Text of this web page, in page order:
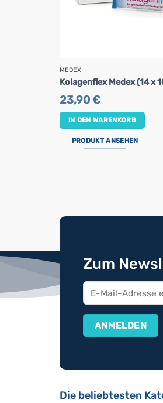
MEDEX
Kolagenflex Medex (14 x
23,90€
IN DEN WARENKORB
PRODUKT ANSEHEN
Zum
Die beliebtesten